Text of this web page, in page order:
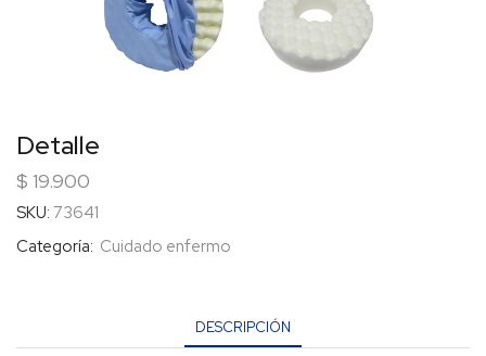
Detalle
$ 19.900
SKU: 73641
Categoría: Cuidado enfermo
DESCRIPCIÓN